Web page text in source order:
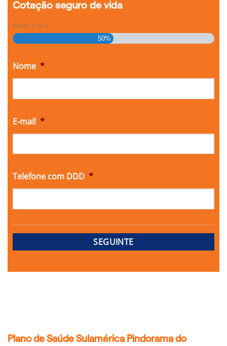
Cotação seguro de vida
Passo 1 de 2
50%
Nome *
E-mail *
Telefone com DDD *
Plano de Saúde Sulamérica Pindorama do